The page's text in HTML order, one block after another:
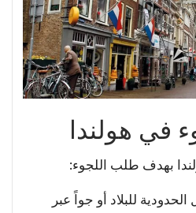
في هولندا
بهدف طلب اللجوء:
للبلاد أو جواً عبر